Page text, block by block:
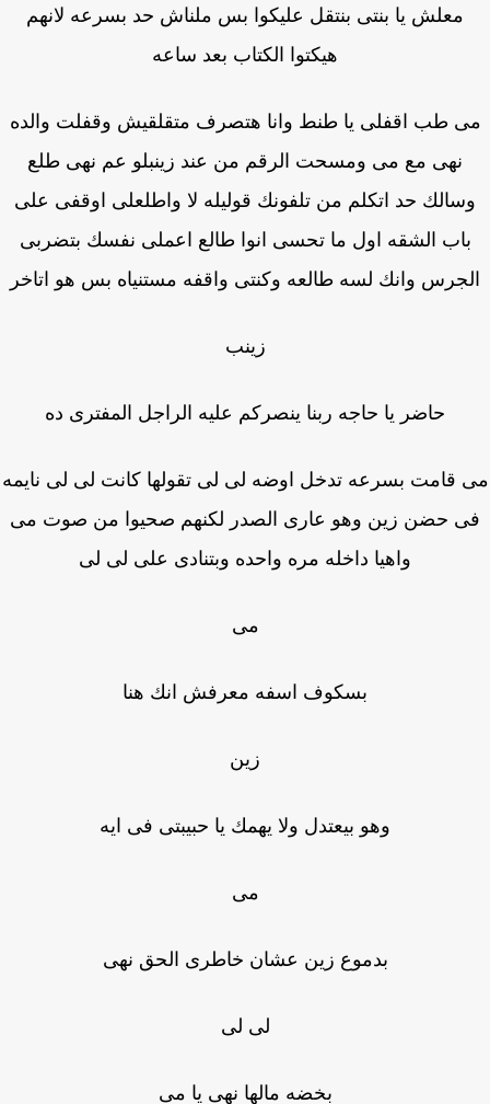
معلش يا بنتى بنتقل عليكوا بس ملناش حد بسرعه لانهم
هيكتوا الكتاب بعد ساعه
طب اقفلى يا طنط وانا هتصرف متقلقيش وقفلت والده
نهى مع مى ومسحت الرقم من عند زينبلو عم نهى طلع
حد اتكلم من تلفونك قوليله لا واطلعلى اوقفى على
باب الشقه اول ما تحسى انوا طالع اعملى نفسك بتضربى
وانك لسه طالعه وكنتى واقفه مستنياه بس هو اتاخر
زينب
حاضر يا حاجه ربنا ينصركم عليه الراجل المفترى ده
قامت بسرعه تدخل اوضه لى لى تقولها كانت لى لى نايمه
حضن زين وهو عارى الصدر لكنهم صحيوا من صوت مى
واهيا داخله مره واحده وبتنادى على لى لى
مى
بسكوف اسفه معرفش انك هنا
زين
وهو بيعتدل ولا يهمك يا حبيبتى فى ايه
مى
بدموع زين عشان خاطرى الحق نهى
لى لى
بخضه مالها نهى يا مى